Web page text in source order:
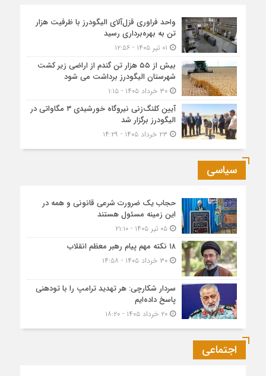
واحد فراوری قزل‌آلای الیگودرز با ظرفیت هزار
تن به بهره‌برداری رسید
بیش از ۵۵ هزار تن گندم از اراضی زیر کشت
شهرستان الیگودرز برداشت می شود
۳۰ خرداد ۱۴۰۵ - ۱:۱۵
آیین کلنگ‌زنی نیروگاه خورشیدی ۳ مگاواتی در
الیگودرز برگزار شد
سیاسی
حجاب یک ضرورت شرعی قانونی و همه در
این زمینه مسئول هستند
۰۵ تیر ۱۴۰۵ - ۲۱:۱۰
۱۸ نکته مهم پیام رهبر معظم انقلاب
۳۰ خرداد ۱۴۰۵ - ۱۴:۵۸
سردار شکارچی: هر تهدید ترامپ را با تودهنی
پاسخ داده‌ایم
۲۰ خرداد ۱۴۰۵ - ۱۸:۲۰
اجتماعی